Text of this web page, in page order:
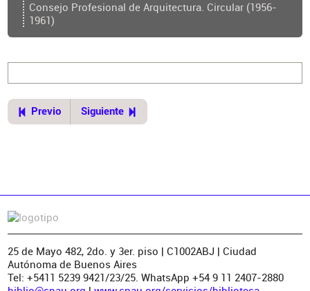
Consejo Profesional de Arquitectura. Circular (1956-
1961)
Previo Siguiente
25 de Mayo 482, 2do. y 3er. piso | C1002ABJ | Ciudad
Autónoma de Buenos Aires
Tel: +5411 5239 9421/23/25. WhatsApp +54 9 11 2407-2880